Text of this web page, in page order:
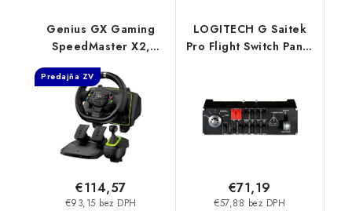
Genius GX Gaming
SpeedMaster X2,
Volant, pedály, řadicí
páka, pro PC, PS3, PS4,
PS5, Xbox One, Xbox
Series X a Xbox 360
31620002400
Predajňa ZV
€93,15 bez DPH
€114,57
LOGITECH G Saitek
Pro Flight Switch Panel
€57,88 bez DPH
€71,19